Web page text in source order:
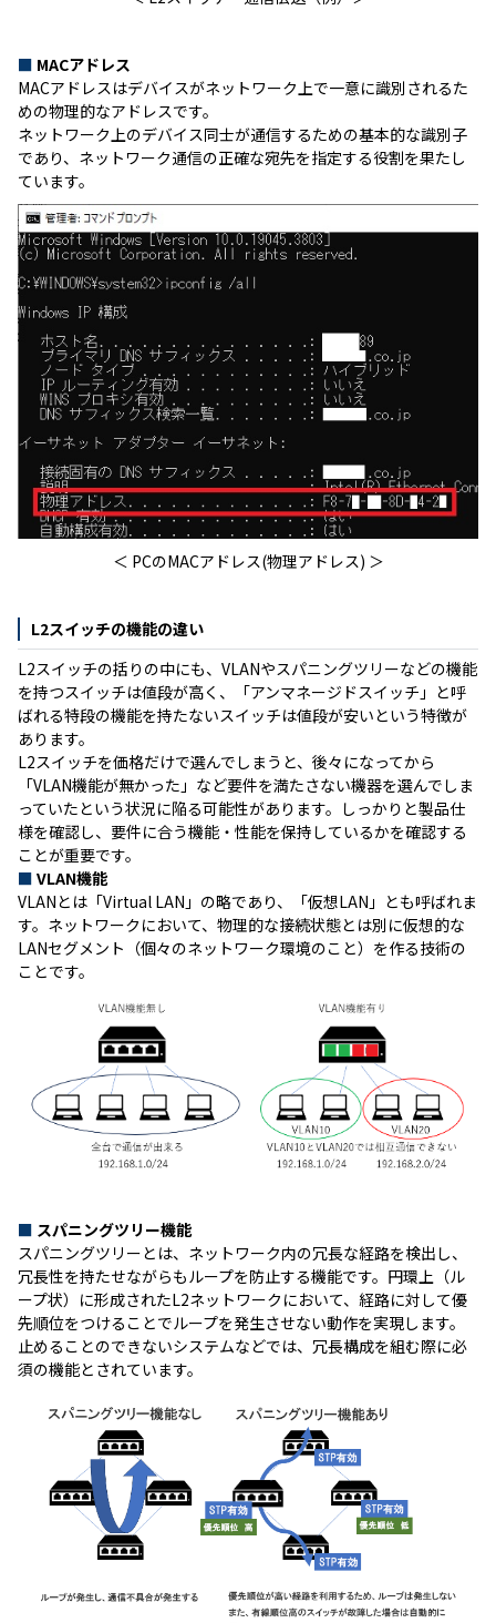
■ MACアドレス
MACアドレスはデバイスがネットワーク上で一意に識別されるた
めの物理的なアドレスです。
ネットワーク上のデバイス同士が通信するための基本的な識別子
であり、ネットワーク通信の正確な宛先を指定する役割を果たし
ています。
＜ PCのMACアドレス(物理アドレス) ＞
L2スイッチの機能の違い
L2スイッチの括りの中にも、VLANやスパニングツリーなどの機能
を持つスイッチは値段が高く、「アンマネージドスイッチ」と呼
ばれる特段の機能を持たないスイッチは値段が安いという特徴が
あります。
L2スイッチを価格だけで選んでしまうと、後々になってから
「VLAN機能が無かった」など要件を満たさない機器を選んでしま
っていたという状況に陥る可能性があります。しっかりと製品仕
様を確認し、要件に合う機能・性能を保持しているかを確認する
ことが重要です。
■ VLAN機能
VLANとは「Virtual LAN」の略であり、「仮想LAN」とも呼ばれま
す。ネットワークにおいて、物理的な接続状態とは別に仮想的な
LANセグメント（個々のネットワーク環境のこと）を作る技術の
ことです。
■ スパニングツリー機能
スパニングツリーとは、ネットワーク内の冗長な経路を検出し、
冗長性を持たせながらもループを防止する機能です。円環上（ル
ープ状）に形成されたL2ネットワークにおいて、経路に対して優
先順位をつけることでループを発生させない動作を実現します。
止めることのできないシステムなどでは、冗長構成を組む際に必
須の機能とされています。